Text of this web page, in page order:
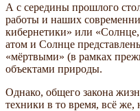
А с середины прошлого
работы и наших
кибернетики» или
атом и Солнце
«мёртвыми» (в рамках
объектами природы.
Однако, общего закона
техники в то время, всё же,